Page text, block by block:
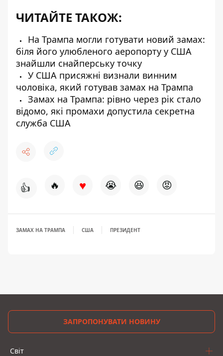
ЧИТАЙТЕ ТАКОЖ:
На Трампа могли готувати новий замах:
біля його улюбленого аеропорту у США
знайшли снайперську точку
У США присяжні визнали винним
чоловіка, який готував замах на Трампа
Замах на Трампа: рівно через рік стало
відомо, які промахи допустила секретна
служба США
👍 🔥 ♥ 😭 😆 😡
ЗАМАХ НА ТРАМПА США ПРЕЗИДЕНТ
ЗАПРОПОНУВАТИ НОВИНУ
Світ